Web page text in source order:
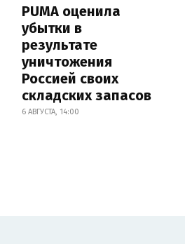
PUMA оценила
убытки в
результате
уничтожения
Россией своих
складских запасов
6 АВГУСТА, 14:00